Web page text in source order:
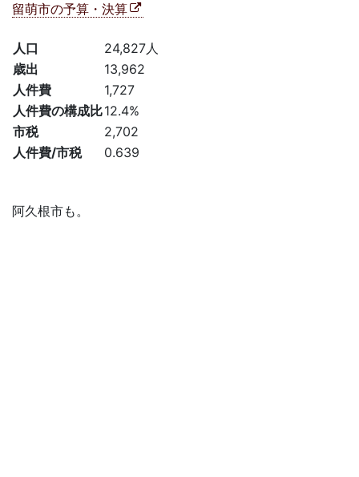
留萌市の予算・決算
人口
24,827人
歳出
13,962
人件費
1,727
人件費の構成比12.4%
市税
2,702
人件費/市税
0.639
阿久根市も。